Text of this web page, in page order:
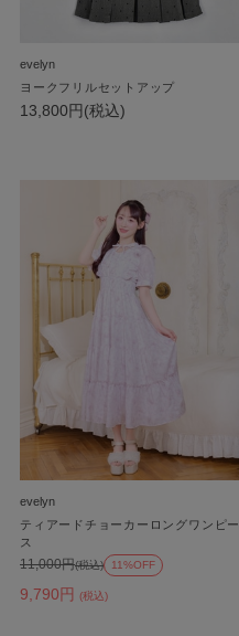
evelyn
ヨークフリルセットアップ
13,800円(税込)
evelyn
ティアードチョーカーロングワンピー
ス
9,790円 (税込)
11,000円(税込) 11%OFF